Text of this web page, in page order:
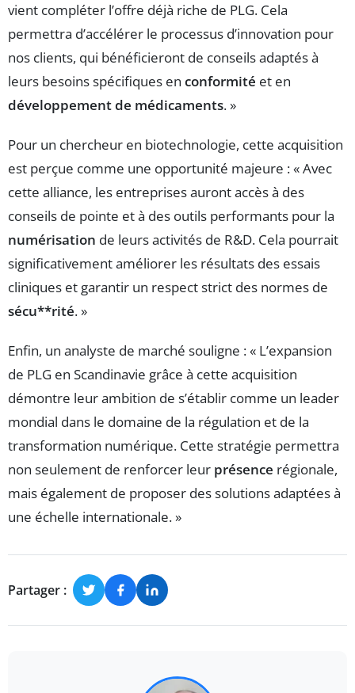
vient compléter l’offre déjà riche de PLG. Cela
permettra d’accélérer le processus d’innovation pour
nos clients, qui bénéficieront de conseils adaptés à
leurs besoins spécifiques en conformité et en
développement de médicaments. »
Pour un chercheur en biotechnologie, cette acquisition
est perçue comme une opportunité majeure : « Avec
cette alliance, les entreprises auront accès à des
conseils de pointe et à des outils performants pour la
numérisation de leurs activités de R&D. Cela pourrait
significativement améliorer les résultats des essais
cliniques et garantir un respect strict des normes de
sécu**rité. »
Enfin, un analyste de marché souligne : « L’expansion
de PLG en Scandinavie grâce à cette acquisition
démontre leur ambition de s’établir comme un leader
mondial dans le domaine de la régulation et de la
transformation numérique. Cette stratégie permettra
non seulement de renforcer leur présence régionale,
mais également de proposer des solutions adaptées à
une échelle internationale. »
Partager :